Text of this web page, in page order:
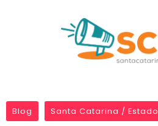
Blog Santa Catarina / Estado